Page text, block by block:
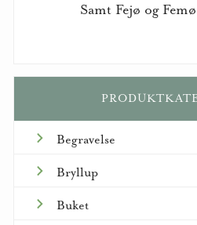
Samt Fejø og
Begravelse
Bryllup
Buket